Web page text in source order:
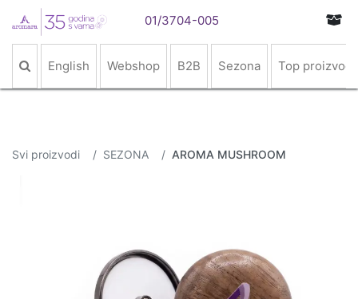
01/3704-005
English Webshop B2B Sezona Top proizvodi
Svi proizvodi SEZONA AROMA MUSHROOM